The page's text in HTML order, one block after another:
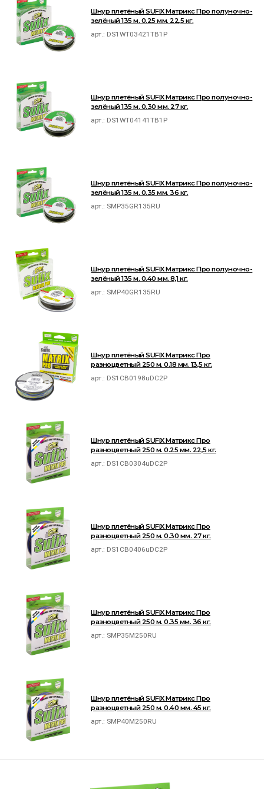
Шнур плетёный SUFIX Матрикс Про полуночно-
зелёный 135 м. 0.25 мм. 22,5 кг.
арт.: DS1WT03421TB1P
Шнур плетёный SUFIX Матрикс Про полуночно-
зелёный 135 м. 0.30 мм. 27 кг.
арт.: DS1WT04141TB1P
Шнур плетёный SUFIX Матрикс Про полуночно-
зелёный 135 м. 0.35 мм. 36 кг.
арт.: SMP35GR135RU
Шнур плетёный SUFIX Матрикс Про полуночно-
зелёный 135 м. 0.40 мм. 8,1 кг.
арт.: SMP40GR135RU
Шнур плетёный SUFIX Матрикс Про
разноцветный 250 м. 0.18 мм. 13,5 кг.
арт.: DS1CB0198uDC2P
Шнур плетёный SUFIX Матрикс Про
разноцветный 250 м. 0.25 мм. 22,5 кг.
арт.: DS1CB0304uDC2P
Шнур плетёный SUFIX Матрикс Про
разноцветный 250 м. 0.30 мм. 27 кг.
арт.: DS1CB0406uDC2P
Шнур плетёный SUFIX Матрикс Про
разноцветный 250 м. 0.35 мм. 36 кг.
арт.: SMP35M250RU
Шнур плетёный SUFIX Матрикс Про
разноцветный 250 м. 0.40 мм. 45 кг.
арт.: SMP40M250RU